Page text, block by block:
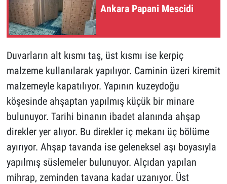
Ankara Papani Mescidi
Duvarların alt kısmı taş, üst kısmı ise kerpiç
malzeme kullanılarak yapılıyor. Caminin üzeri kiremit
malzemeyle kapatılıyor. Yapının kuzeydoğu
köşesinde ahşaptan yapılmış küçük bir minare
bulunuyor. Tarihi binanın ibadet alanında ahşap
direkler yer alıyor. Bu direkler iç mekanı üç bölüme
ayırıyor. Ahşap tavanda ise geleneksel aşı boyasıyla
yapılmış süslemeler bulunuyor. Alçıdan yapılan
mihrap, zeminden tavana kadar uzanıyor. Üst